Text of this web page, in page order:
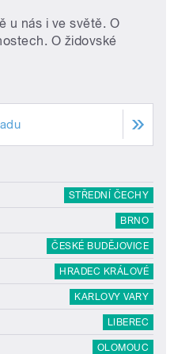
u nás i ve světě. O
O židovské
STŘEDNÍ ČECHY
BRNO
ČESKÉ BUDĚJOVICE
HRADEC KRÁLOVÉ
KARLOVY VARY
LIBEREC
OLOMOUC